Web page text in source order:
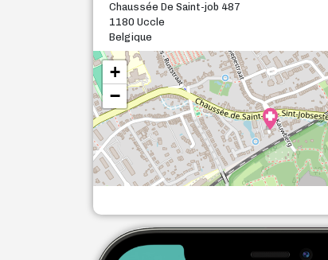
Chaussée De Saint-job 487
1180 Uccle
Belgique
+
−